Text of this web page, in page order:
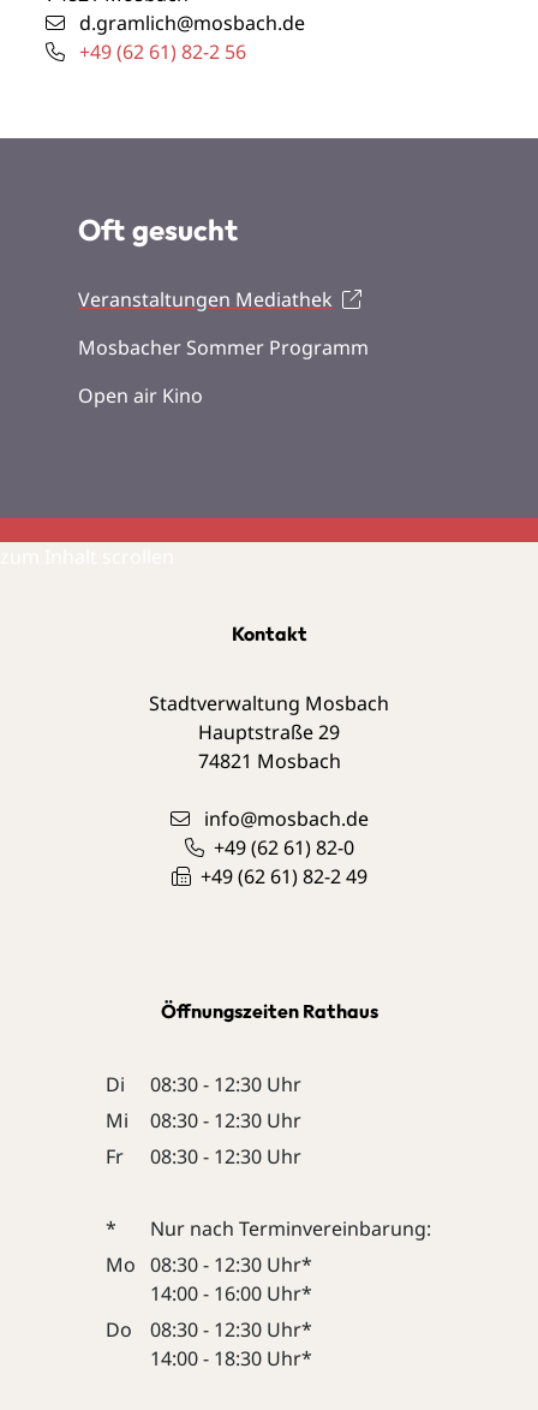
d.gramlich@mosbach.de
+49 (62 61) 82-2 56
Oft gesucht
Veranstaltungen Mediathek
Mosbacher Sommer Programm
Open air Kino
Kontakt
Stadtverwaltung Mosbach
Hauptstraße 29
74821 Mosbach
info@mosbach.de
+49 (62 61) 82-0
+49 (62 61) 82-2 49
Öffnungszeiten Rathaus
Di
08:30 - 12:30 Uhr
Mi
08:30 - 12:30 Uhr
Fr
08:30 - 12:30 Uhr
*
Nur nach Terminvereinbarung:
Mo 08:30 - 12:30 Uhr*
14:00 - 16:00 Uhr*
Do
08:30 - 12:30 Uhr*
14:00 - 18:30 Uhr*